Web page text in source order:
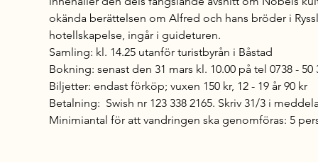
okända berättelsen om Alfred och hans bröder i
hotellskapelse, ingår i guideturen.
Samling: kl. 14.25 utanför turistbyrån i Båstad
Bokning: senast den 31 mars kl. 10.00 på tel 0738 -
Biljetter: endast förköp; vuxen 150 kr, 12 - 19 år 90 kr
Betalning:  Swish nr 123 338 2165. Skriv 31/3 i
Minimiantal för att vandringen ska genomföras: 5